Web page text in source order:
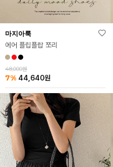
마지아룩
에어 플립플랍 쪼리
48,000원
7% 44,640원